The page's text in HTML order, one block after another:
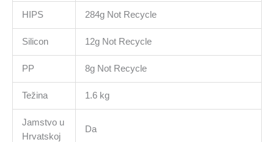
HIPS 284g Not Recycle
Silicon 12g Not Recycle
PP 8g Not Recycle
Težina 1.6 kg
Jamstvo u
Hrvatskoj
Da